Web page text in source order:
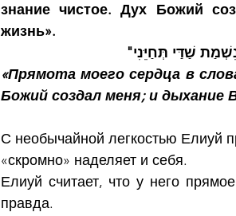
знание чистое. Дух Божий
жизнь».
שַׁדַּי תְּחַיֵּנִי"
«Прямота моего сердца в
Божий создал меня; и дыхание
С необычайной легкостью Елиуй
«скромно» наделяет и себя.
Елиуй считает, что у него
правда.